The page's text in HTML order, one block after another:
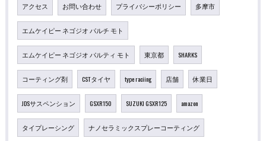
アクセス お問い合わせ プライバシーポリシー 多摩市
エムケイピー ネゴジオ パルチ モト
エムケイピー ネゴジオ パルティ モト 東京都 SHARKS
コーティング剤 CSTタイヤ type raciing 店舗 休業日
JDSサスペンション GSXR150 SUZUKI GSXR125 amazon
タイプレーシング ナノセラミックスプレーコーティング